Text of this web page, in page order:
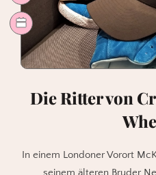
Die Ritter von
In einem Londoner Vorort
seinem älteren Bruder